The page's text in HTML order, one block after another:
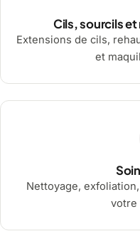
Cils, sourcils
Extensions de cils,
et
Nettoyage,
votre